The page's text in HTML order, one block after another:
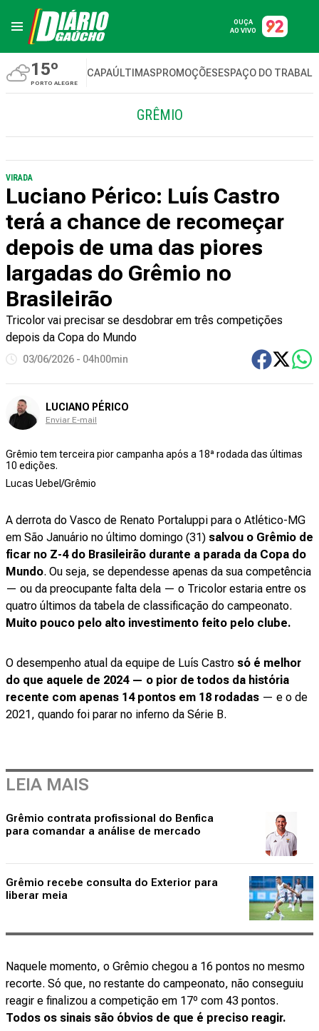
OUÇA
AO VIVO
15º
PORTO ALEGRE
CAPAÚLTIMASPROMOÇÕESESPAÇO DO
GRÊMIO
VIRADA
Luciano Périco: Luís Castro
terá a chance de recomeçar
depois de uma das piores
largadas do Grêmio no
Brasileirão
Tricolor vai precisar se desdobrar em três competições
depois da Copa do Mundo
03/06/2026 - 04h00min
LUCIANO PÉRICO
Enviar E-mail
Grêmio tem terceira pior campanha após a 18ª rodada das últimas
10 edições.
Lucas Uebel/Grêmio
A derrota do Vasco de Renato Portaluppi para o Atlético-MG
em São Januário no último domingo (31) salvou o Grêmio de
ficar no Z-4 do Brasileirão durante a parada da Copa do
Mundo. Ou seja, se dependesse apenas da sua competência
— ou da preocupante falta dela — o Tricolor estaria entre os
quatro últimos da tabela de classificação do campeonato.
Muito pouco pelo alto investimento feito pelo clube.
O desempenho atual da equipe de Luís Castro só é melhor
do que aquele de 2024 — o pior de todos da história
recente com apenas 14 pontos em 18 rodadas — e o de
2021, quando foi parar no inferno da Série B.
LEIA MAIS
Grêmio contrata profissional do Benfica
para comandar a análise de mercado
Grêmio recebe consulta do Exterior para
liberar meia
Naquele momento, o Grêmio chegou a 16 pontos no mesmo
recorte. Só que, no restante do campeonato, não conseguiu
reagir e finalizou a competição em 17º com 43 pontos.
Todos os sinais são óbvios de que é preciso reagir.